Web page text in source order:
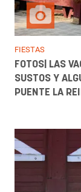
FIESTAS
FOTOS| LAS
SUSTOS Y
PUENTE LA